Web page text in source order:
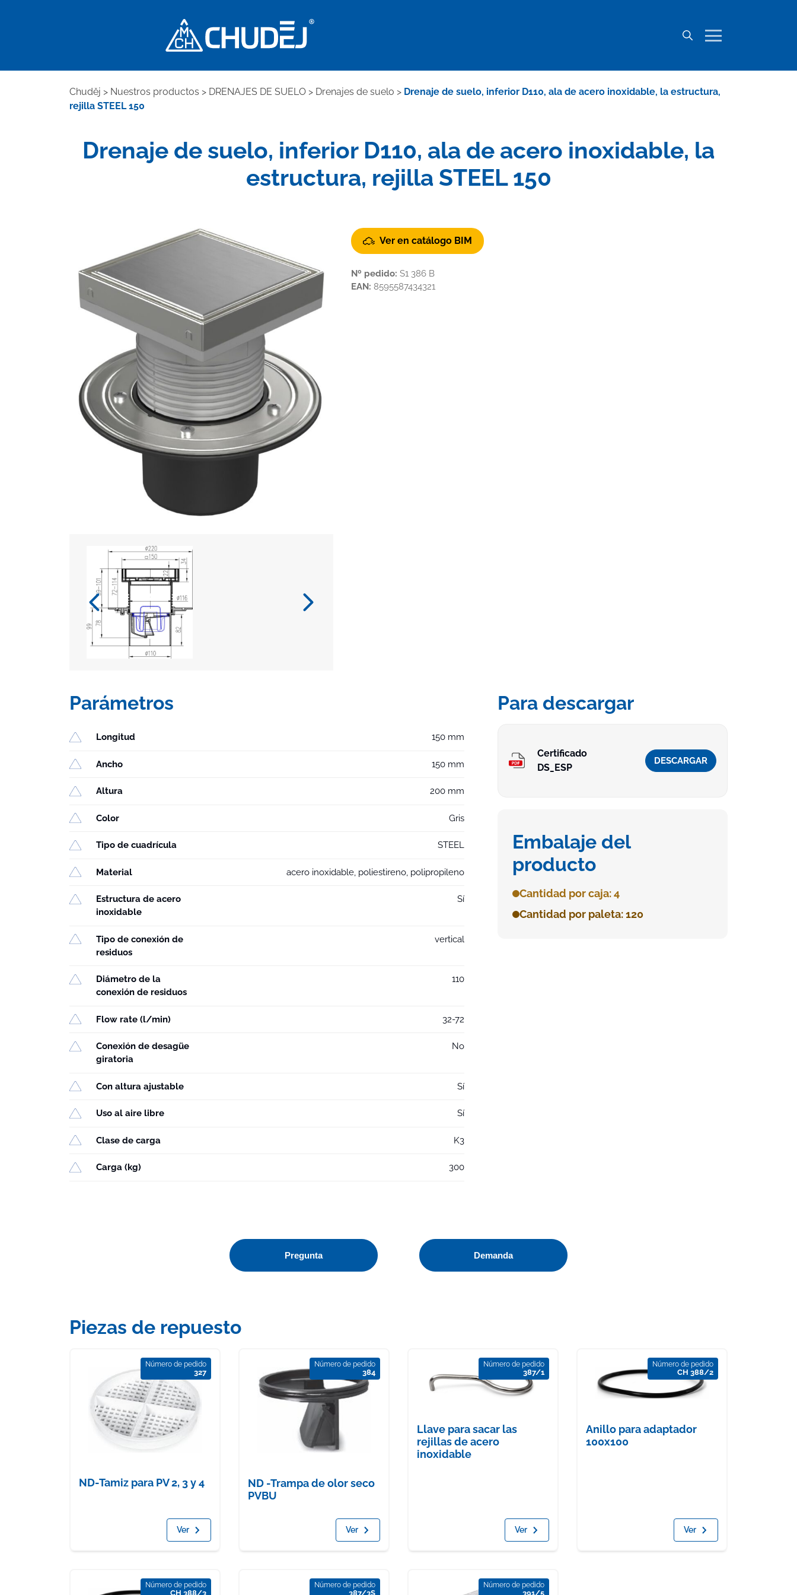
Chuděj > Nuestros productos > DRENAJES DE SUELO > Drenajes de suelo > Drenaje de suelo, inferior D110, ala de acero inoxidable, la estructura,
rejilla STEEL 150
Drenaje de suelo, inferior D110, ala de acero inoxidable, la
estructura, rejilla STEEL 150
Ver en catálogo BIM
Nº pedido: S1 386 B
EAN: 8595587434321
Parámetros
Longitud 150 mm
Ancho 150 mm
Altura 200 mm
Color Gris
Tipo de cuadrícula STEEL
Material acero inoxidable, poliestireno, polipropileno
Estructura de acero
inoxidable
Sí
Tipo de conexión de
residuos
vertical
Diámetro de la
conexión de residuos
110
Flow rate (l/min) 32-72
Conexión de desagüe
giratoria
No
Con altura ajustable Sí
Uso al aire libre Sí
Clase de carga K3
Carga (kg) 300
Para descargar
Certificado
DS_ESP
DESCARGAR
Embalaje del
producto
Cantidad por caja: 4
Cantidad por paleta: 120
Pregunta Demanda
Piezas de repuesto
Número de pedido
327
ND-Tamiz para PV 2, 3 y 4
Ver
Número de pedido
384
ND -Trampa de olor seco
PVBU
Ver
Número de pedido
387/1
Llave para sacar las
rejillas de acero
inoxidable
Ver
Número de pedido
CH 388/2
Anillo para adaptador
100x100
Ver
Número de pedido
CH 388/3
Número de pedido
387/3S
Número de pedido
391/5